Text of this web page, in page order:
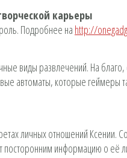
карьеры
Подробнее на http://
виды развлечений. На благо,
автоматы, которые геймеры
личных отношений Ксении.
посторонним информацию о её